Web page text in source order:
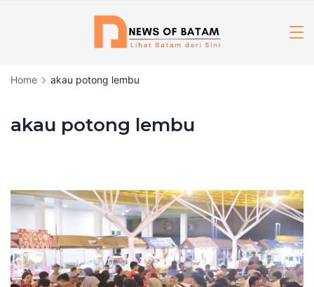
Home akau potong lembu
akau potong lembu